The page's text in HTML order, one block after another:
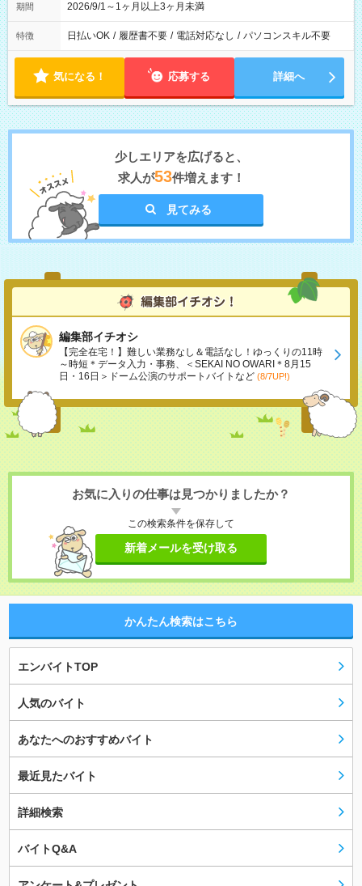
期間 2026/9/1～1ヶ月以上3ヶ月未満
特徴 日払いOK / 履歴書不要 / 電話対応なし / パソコンスキル不要
気になる！ 応募する 詳細へ
少しエリアを広げると、
求人が53件増えます！
見てみる
編集部イチオシ
【完全在宅！】難しい業務なし＆電話なし！ゆっくりの11時
～時短＊データ入力・事務、＜SEKAI NO OWARI＊8月15
日・16日＞ドーム公演のサポートバイトなど (8/7UP!)
お気に入りの仕事は見つかりましたか？
この検索条件を保存して
新着メールを受け取る
かんたん検索はこちら
エンバイトTOP
人気のバイト
あなたへのおすすめバイト
最近見たバイト
詳細検索
バイトQ&A